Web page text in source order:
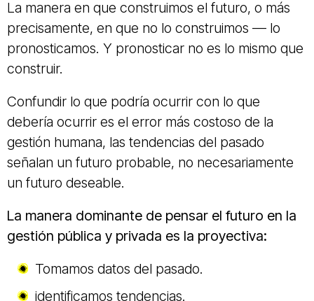
La manera en que construimos el futuro, o más
precisamente, en que no lo construimos — lo
pronosticamos. Y pronosticar no es lo mismo que
construir.
Confundir lo que podría ocurrir con lo que
debería ocurrir es el error más costoso de la
gestión humana, las tendencias del pasado
señalan un futuro probable, no necesariamente
un futuro deseable.
La manera dominante de pensar el futuro en la
gestión pública y privada es la proyectiva:
Tomamos datos del pasado.
identificamos tendencias.